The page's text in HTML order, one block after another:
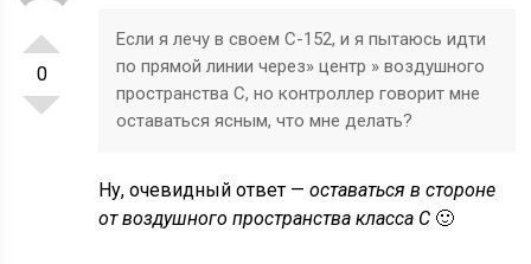
0
Если я лечу в своем C-152, и я пытаюсь идти
по прямой линии через» центр » воздушного
пространства C, но контроллер говорит мне
оставаться ясным, что мне делать?
Ну, очевидный ответ —оставаться в стороне
от воздушного пространства класса C 🙂